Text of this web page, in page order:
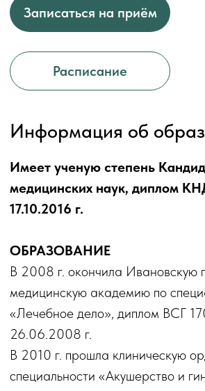
17.10.2016 г.
В 2008 г. окончила Ивановскую
медицинскую академию по специальности
«Лечебное дело», диплом ВСГ 1702692 от
специальности «Акушерство и гинекология»,
удостоверение № 162 от 31.08.2010 г
В 2016 г. окончила аспирантуру по
специальности «Акушерство и гинекология»,
удостоверение № 15 от 24.02.2016 г.
В 2021 г прошла профессиональную
372409875222 от 09.06.2021 г.
ПОВЫШЕНИЕ КВАЛИФИКАЦИИ
Прошла повышение квалификации по
дополнительной профессиональной программе
«Клиническое акушерство (практический
с использованием симуляционных платформ и
тренажеров родов», удостоверение 615 от
«Акушерство и гинекология»,